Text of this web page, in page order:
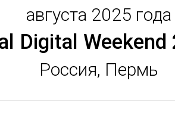
августа 2025 года
Digital Weekend
Россия, Пермь